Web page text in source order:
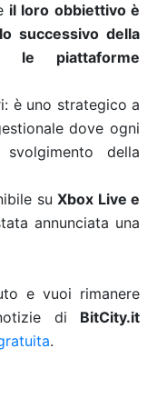
il loro obbiettivo è
successivo della
piattaforme
è uno strategico a
dove ogni
della
suXbox Live e
annunciata una
e vuoi rimanere
di BitCity.it
.